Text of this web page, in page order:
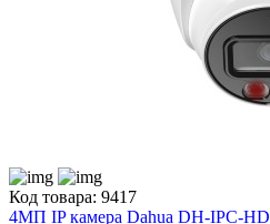
Код товара: 9417
4МП IP камера Dahua DH-IPC-